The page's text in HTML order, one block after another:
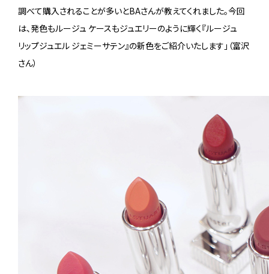
調べて購入されることが多いとBAさんが教えてくれました。今回
は、発色もルージュ ケースもジュエリーのように輝く『ルージュ
リップジュエル ジェミーサテン』の新色をご紹介いたします」（富沢
さん）